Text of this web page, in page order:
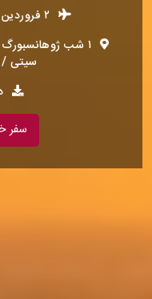
۲ فروردین ۱۴۰۵
سیتی / ۵ شب کیپ تاون
سفر